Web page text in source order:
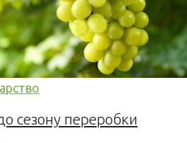
сезону переробки